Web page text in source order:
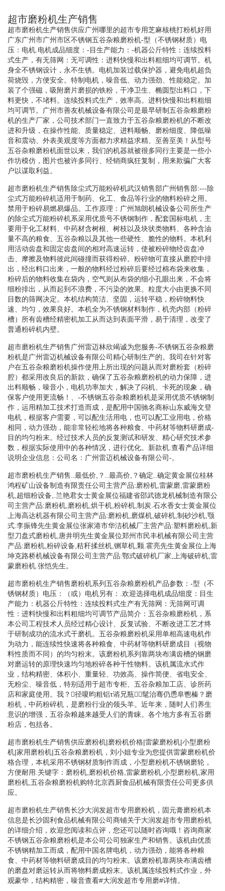
超市磨粉机生产销售
超市磨粉机生产销售供应广州哪里的超市专用芝麻核桃打粉机好用
广东广州市广州市区不锈钢五谷杂粮磨粉机-型（不锈钢材质）电
压：电机.电机成品细度：-目生产能力：-机器公斤特性：连续投料
式生产，有无筛网：无可调性：进料快慢和出料粗细均可调节。机
身全不锈钢设计，永不生锈。电机加装过载保护器，避免电机超负
荷烧毁，方便安全。特制电机，噪音低、动力强劲、性能稳定。加
装了个强磁，吸附磨片磨损的铁粉，干净卫生、椭圆型出料口，下
料更快，不堵料。连续投料式生产，效率高。进料快慢和出料粗细
均可调节。广州市善友机械设备有限公司是最早研制五谷杂粮磨粉
机的生产厂家，公司技术部门一直致力于五谷杂粮磨粉机的不断改
进和升级，在操作性能、质量稳定、进料顺畅、磨粉细度、降低噪
音和震动、外表美观度等方面都力求精益求精、至善至美！从型号
五谷杂粮磨粉机面世以来，我们的机器就被很多同行主要是一些小
作坊模仿，图片也被许多同行、经销商疯狂复制，用来欺骗广大客
户以谋取利益。
超市磨粉机生产销售除尘式万能粉碎机武汉销售部广州销售部:---除
尘式万能粉碎机适用于制药、化工、食品等行业的物料粉碎之用。
禁用于粉碎易燃易爆品。工作原理：广州旭朗机械设备公司所生产
的除尘式万能粉碎机系采用优质号不锈钢制作，配套国标电机，主
要用于化工材料、中药材含树根、树枝以及块状类物料、各种含油
量不高的粮食、五谷杂粮以及其他一些硬性、脆性的物料。本机利
用活动齿盘和固定齿盘间的相对高速运转，使被粉碎物经齿盘冲
击、摩擦及物料彼此间碰撞而获得粉碎。粉碎物可直接从磨腔中排
出，经出料口出来，一般的物料经过粉碎后要经过棉布袋来收集，
粉碎后的物料收集在袋内，空气则从布袋的细小孔眼出来，不会将
细粉排出，从而起到不浪费，不污染的效果。粒度大小由更换不同
目数的筛网决定。本机结构简洁、坚固，运转平稳，粉碎物料快
速、均匀，效果良好。本机全为不锈钢材料制作，机壳内部（粉碎
槽）所有齿槽经精密机加工从而达到表面平滑，易于清理，改变了
普通粉碎机内壁。
超市磨粉机生产销售广州雷迈林欣竭诚为您服务-不锈钢五谷杂粮磨
粉机是广州雷迈机械设备有限公司精心研制生产的。我司在针对客
户在五谷杂粮磨粉机操作使用上所出现的问题从而对磨粉套（粉碎
腔）都采用改良后的新款，确保了五谷杂粮磨粉机的动力保障，进
出料顺畅，噪音小，电机功率加大，解决了闷机、卡死的现象，确
保客户使用更流畅！、-不锈钢五谷杂粮磨粉机是采用优质不锈钢制
作，运用精加工技术打造而成，是配用中国驰名商标山东威海文登
电机，根据客户需要，可以配生活用电，也可以配工业用电，价格
相同，动力强劲，能非常轻松地将各种粮食、中药材等物料研磨成-
目的均匀粉末。经过技术人员的反复测试和研发、精心研究技术参
数，根据实际使用中的各种情况，进行优化。新款机.查看产品详细
说明企业信息：公司名：广州雷迈机械设备有限公司-。
超市磨粉机生产销售..最低价,？..最高价,？确定..确定黄金展位桂林
鸿程矿山设备制造有限责任公司主营产品:磨粉机,雷蒙磨,雷蒙磨粉
机,超细粉设备,.兰艳君女士黄金展位福建省邵武德龙机械制造有限公
司主营产品:磨粉机,磨粉机,烘干机,粉碎机,制炭.石水香女士黄金展位
上海高达机器有限公司主营产品:磨粉机,磨煤机,破碎机,制砂沙机,颚
式.李振锋先生黄金展位张家港市华洁机械厂主营产品:塑料磨粉机,新
型刀盘式磨粉机,唐井明先生黄金展位郑州市民丰机械有限公司主营
产品:磨粉机,粉碎设备,秸秆揉丝机,铡草机,颗.霍亮先生黄金展位上海
坤克路桥机械设备有限公司主营产品:鄂式破碎机厂家,上海破碎机,雷
蒙磨粉机.张恺先生。
超市磨粉机生产销售磨粉机系列五谷杂粮磨粉机产品参数：-型（不
锈钢材质）电压：（或）电机另有：.欢迎选择电机成品细度：目生
产能力：机器公斤特性：连续投料式生产有无筛网：无筛网可调
性：进料快慢和出料粗细均可调节产品简介：五谷杂粮磨粉机，系
本公司工程技术人员经过精心设计、反复试验、不断改进工艺才终
于研制成功的流水式干磨机。五谷杂粮磨粉机采用单相高速电机作
为动力，能连续性快速将各种粮食、中药材等物料研磨成目（视物
料性质而不同）的均匀粉末。该磨粉机系列靠两块布满齿槽的钢磨
对磨运转的原理快速均匀地粉碎各种干性物料。该机属流水式作
业，结构精密、体积小、重量轻、功效高、操作简便、省电安全、
无粉尘、噪音低，特别适用于超市专柜、五谷杂粮加工店、诊所药
店和家庭使用。我？径嗄昀粗铝τ谘兄瓶⒏髦治骞仍恿阜鬯榛？磨
粉机，中药粉碎机，是磨粉行业的领头羊。近年来，随时人们养生
意识的增强，五谷杂粮越来越受人们的青睐。各个地方多有五谷磨
粉店，包括各。
超市磨粉机生产销售供应磨粉机|磨粉机价格|雷蒙磨粉机|小型磨粉
机|家用磨粉机|五谷杂粮磨粉机，刘小姐专业为您提供雷蒙磨粉机价
格合理，本机采用不锈钢材质制作而成，小型磨粉机不锈钢磨轮，
方便耐用.关键字：磨粉机,磨粉机价格,雷蒙磨粉机,小型磨粉机,家用
磨粉机,五谷杂粮磨粉机购特北京西厨食品机械有限责任公司更多供
应。
超市磨粉机生产销售长沙大润发超市专用磨粉机，固元膏磨粉机本
信息是长沙固利食品机械有限公司商铺关于大润发超市专用磨粉机
的详细介绍，欢迎您阅读和点评，您还可以随时咨询哦！咨询商家
不锈钢五谷杂粮磨粉机是本公司公司独家生产和销售。该机由优质
不锈钢精加工而成，配用中国名牌电机，动力强劲，能将各种粮
食、中药材等物料研磨成目的均匀粉末。该磨粉机靠两块布满齿槽
的磨盘对磨运转从而将物料磨成粉末。该机属连续投料式作业，外
观豪华，结构精密，噪音查看#大润发超市专用磨#详情。